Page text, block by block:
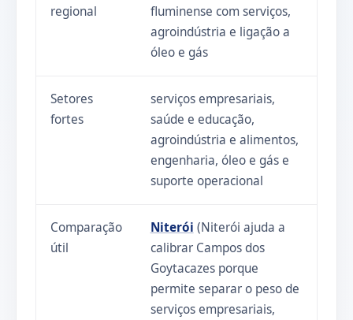
regional
fluminense com serviços,
agroindústria e ligação a
óleo e gás
Setores
fortes
serviços empresariais,
saúde e educação,
agroindústria e alimentos,
engenharia, óleo e gás e
suporte operacional
Comparação
útil
Niterói (Niterói ajuda a
calibrar Campos dos
Goytacazes porque
permite separar o peso de
serviços empresariais,